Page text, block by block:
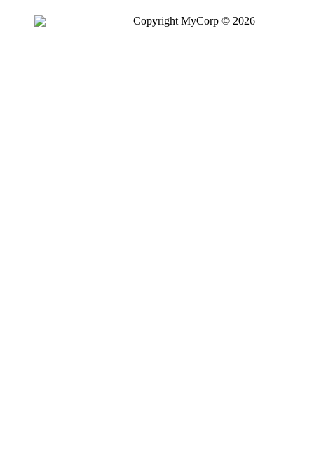
Copyright MyCorp © 2026